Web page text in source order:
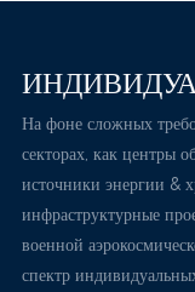
На фоне сложных
секторах, как центры
источники энергии &
инфраструктурные
военной
спектр